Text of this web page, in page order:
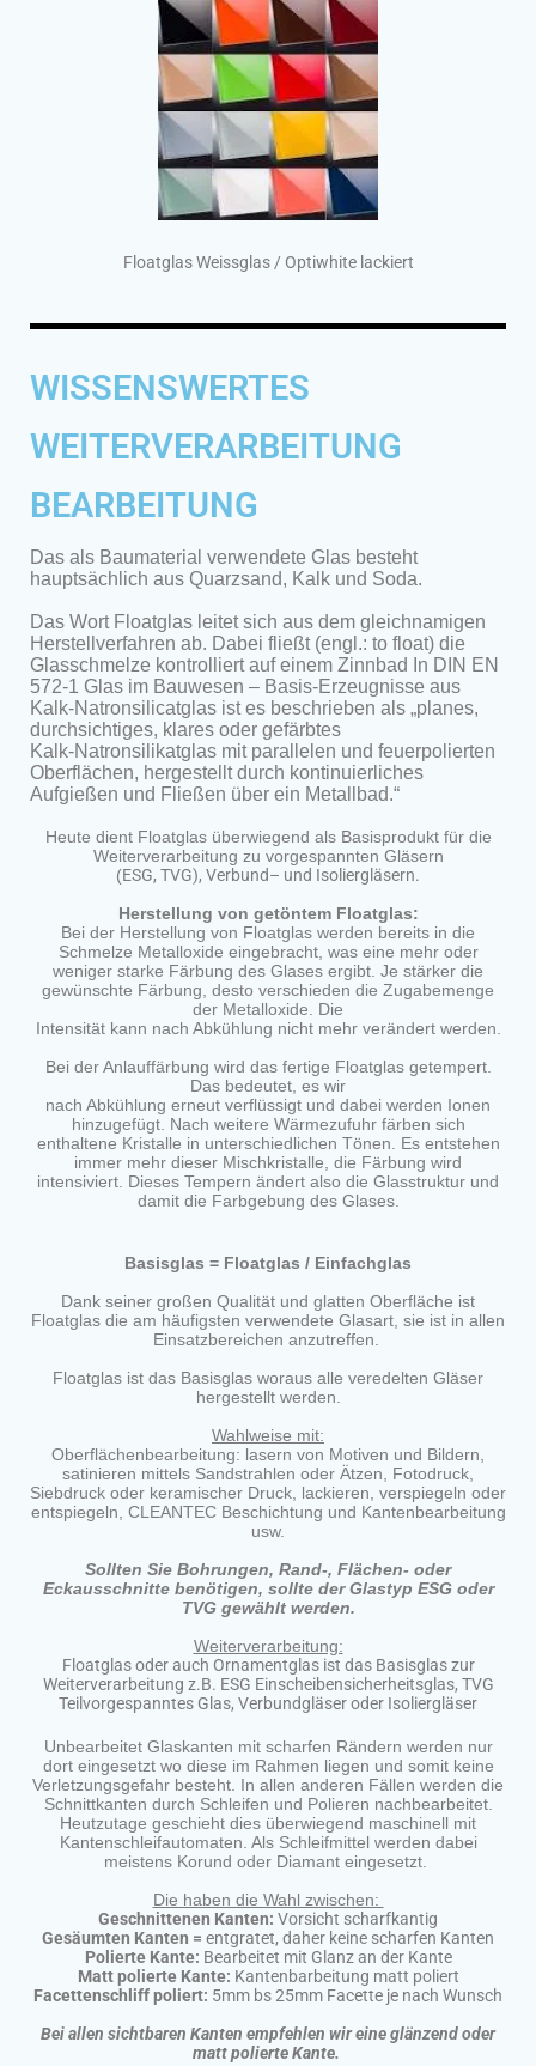
Floatglas Weissglas / Optiwhite lackiert
WISSENSWERTES
WEITERVERARBEITUNG
BEARBEITUNG
Das als Baumaterial verwendete Glas besteht
hauptsächlich aus Quarzsand, Kalk und Soda.
Das Wort Floatglas leitet sich aus dem gleichnamigen
Herstellverfahren ab. Dabei fließt (engl.: to float) die
Glasschmelze kontrolliert auf einem Zinnbad In DIN EN
572-1 Glas im Bauwesen – Basis-Erzeugnisse aus
Kalk-Natronsilicatglas ist es beschrieben als „planes,
durchsichtiges, klares oder gefärbtes
Kalk-Natronsilikatglas mit parallelen und feuerpolierten
Oberflächen, hergestellt durch kontinuierliches
Aufgießen und Fließen über ein Metallbad.“
Heute dient Floatglas überwiegend als Basisprodukt für die
Weiterverarbeitung zu vorgespannten Gläsern
(ESG, TVG), Verbund– und Isoliergläsern.
Herstellung von getöntem Floatglas:
Bei der Herstellung von Floatglas werden bereits in die
Schmelze Metalloxide eingebracht, was eine mehr oder
weniger starke Färbung des Glases ergibt. Je stärker die
gewünschte Färbung, desto verschieden die Zugabemenge
der Metalloxide. Die
Intensität kann nach Abkühlung nicht mehr verändert werden.
Bei der Anlauffärbung wird das fertige Floatglas getempert.
Das bedeutet, es wir
nach Abkühlung erneut verflüssigt und dabei werden Ionen
hinzugefügt. Nach weitere Wärmezufuhr färben sich
enthaltene Kristalle in unterschiedlichen Tönen. Es entstehen
immer mehr dieser Mischkristalle, die Färbung wird
intensiviert. Dieses Tempern ändert also die Glasstruktur und
damit die Farbgebung des Glases.
Basisglas = Floatglas / Einfachglas
Dank seiner großen Qualität und glatten Oberfläche ist
Floatglas die am häufigsten verwendete Glasart, sie ist in allen
Einsatzbereichen anzutreffen.
Floatglas ist das Basisglas woraus alle veredelten Gläser
hergestellt werden.
Wahlweise mit:
Oberflächenbearbeitung: lasern von Motiven und Bildern,
satinieren mittels Sandstrahlen oder Ätzen, Fotodruck,
Siebdruck oder keramischer Druck, lackieren, verspiegeln oder
entspiegeln, CLEANTEC Beschichtung und Kantenbearbeitung
usw.
Sollten Sie Bohrungen, Rand-, Flächen- oder
Eckausschnitte benötigen, sollte der Glastyp ESG oder
TVG gewählt werden.
Weiterverarbeitung:
Floatglas oder auch Ornamentglas ist das Basisglas zur
Weiterverarbeitung z.B. ESG Einscheibensicherheitsglas, TVG
Teilvorgespanntes Glas, Verbundgläser oder Isoliergläser
Unbearbeitet Glaskanten mit scharfen Rändern werden nur
dort eingesetzt wo diese im Rahmen liegen und somit keine
Verletzungsgefahr besteht. In allen anderen Fällen werden die
Schnittkanten durch Schleifen und Polieren nachbearbeitet.
Heutzutage geschieht dies überwiegend maschinell mit
Kantenschleifautomaten. Als Schleifmittel werden dabei
meistens Korund oder Diamant eingesetzt.
Die haben die Wahl zwischen:
Geschnittenen Kanten: Vorsicht scharfkantig
Gesäumten Kanten = entgratet, daher keine scharfen Kanten
Polierte Kante: Bearbeitet mit Glanz an der Kante
Matt polierte Kante: Kantenbarbeitung matt poliert
Facettenschliff poliert: 5mm bs 25mm Facette je nach Wunsch
Bei allen sichtbaren Kanten empfehlen wir eine glänzend oder
matt polierte Kante.